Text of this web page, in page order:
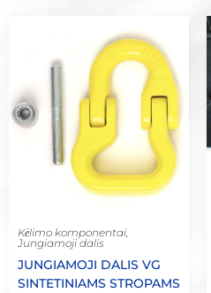
Kėlimo komponentai,
Jungiamoji dalis
JUNGIAMOJI DALIS VG
SINTETINIAMS STROPAMS